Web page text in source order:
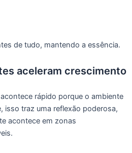
de tudo, mantendo a essência.
aceleram crescimento
rápido porque o ambiente
isso traz uma reflexão poderosa,
acontece em zonas